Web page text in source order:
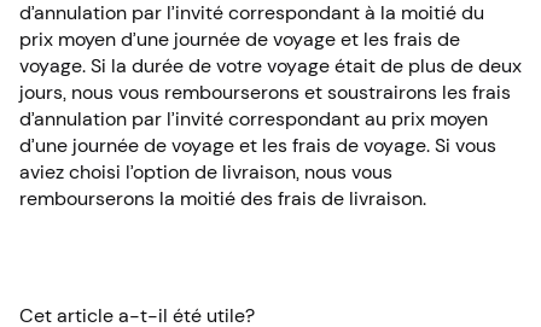
d’annulation par l’invité correspondant à la moitié du
prix moyen d’une journée de voyage et les frais de
voyage. Si la durée de votre voyage était de plus de deux
jours, nous vous rembourserons et soustrairons les frais
d’annulation par l’invité correspondant au prix moyen
d’une journée de voyage et les frais de voyage. Si vous
aviez choisi l’option de livraison, nous vous
rembourserons la moitié des frais de livraison.
Cet article a-t-il été utile?